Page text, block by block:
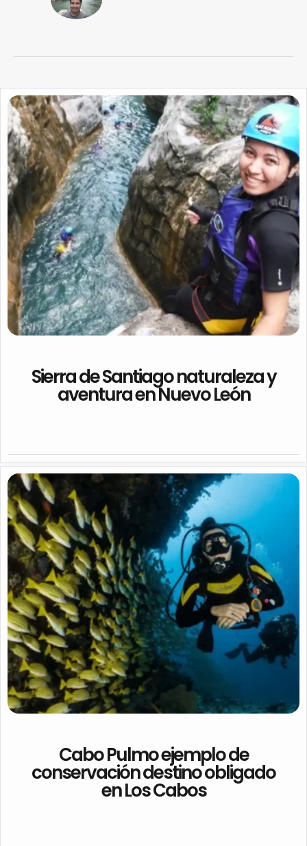
Sierra de Santiago naturaleza y
aventura en Nuevo León
Cabo Pulmo ejemplo de
conservación destino obligado
en Los Cabos